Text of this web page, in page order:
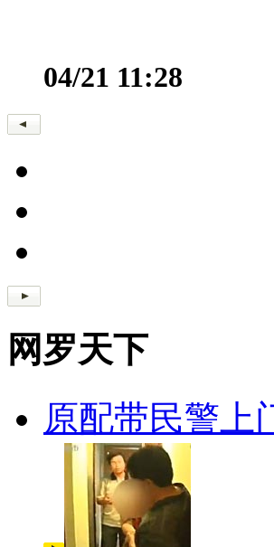
04/21 11:28
网罗天下
原配带民警上